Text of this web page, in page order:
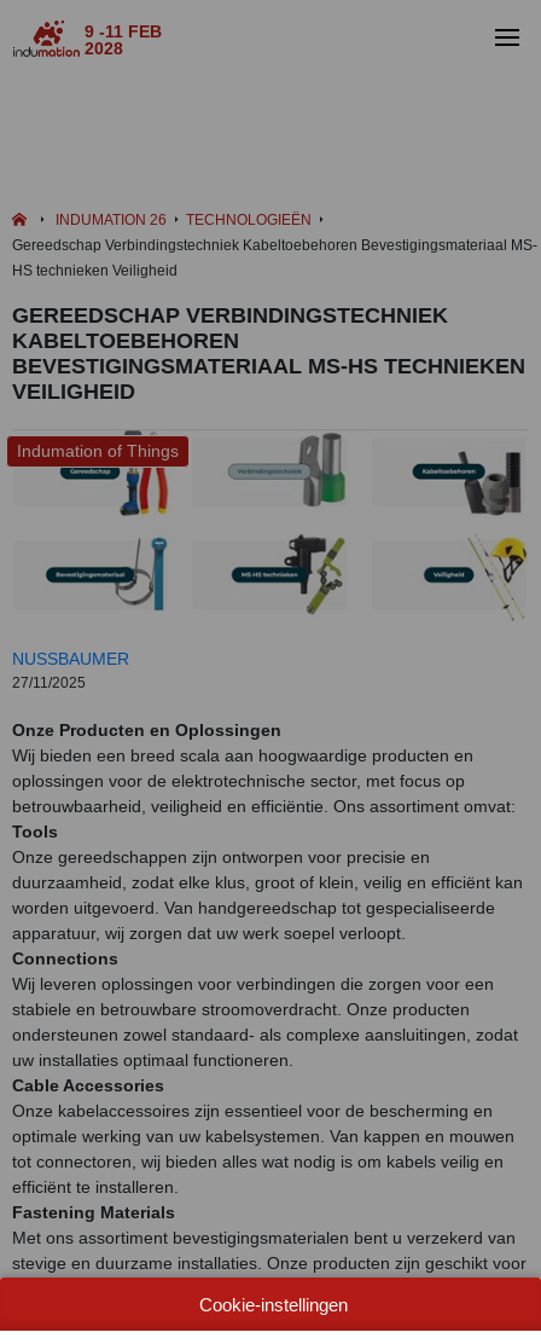
9 -11 FEB
2028
INDUMATION 26
TECHNOLOGIEËN
Gereedschap Verbindingstechniek Kabeltoebehoren Bevestigingsmateriaal MS-
HS technieken Veiligheid
GEREEDSCHAP VERBINDINGSTECHNIEK
KABELTOEBEHOREN
BEVESTIGINGSMATERIAAL MS-HS TECHNIEKEN
VEILIGHEID
Indumation of Things
NUSSBAUMER
27/11/2025
Onze Producten en Oplossingen
Wij bieden een breed scala aan hoogwaardige producten en
oplossingen voor de elektrotechnische sector, met focus op
betrouwbaarheid, veiligheid en efficiëntie. Ons assortiment omvat:
Tools
Onze gereedschappen zijn ontworpen voor precisie en
duurzaamheid, zodat elke klus, groot of klein, veilig en efficiënt kan
worden uitgevoerd. Van handgereedschap tot gespecialiseerde
apparatuur, wij zorgen dat uw werk soepel verloopt.
Connections
Wij leveren oplossingen voor verbindingen die zorgen voor een
stabiele en betrouwbare stroomoverdracht. Onze producten
ondersteunen zowel standaard- als complexe aansluitingen, zodat
uw installaties optimaal functioneren.
Cable Accessories
Onze kabelaccessoires zijn essentieel voor de bescherming en
optimale werking van uw kabelsystemen. Van kappen en mouwen
tot connectoren, wij bieden alles wat nodig is om kabels veilig en
efficiënt te installeren.
Fastening Materials
Met ons assortiment bevestigingsmaterialen bent u verzekerd van
stevige en duurzame installaties. Onze producten zijn geschikt voor
Cookie-instellingen